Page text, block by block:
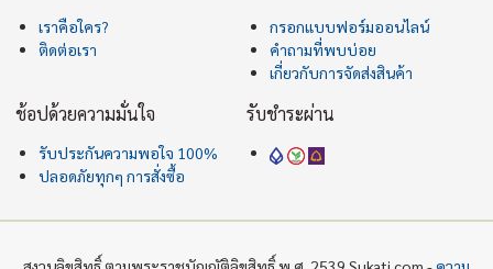
เราคือใคร?
ติดต่อเรา
กรอกแบบฟอร์มออนไลน์
คำถามที่พบบ่อย
เกี่ยวกับการจัดส่งสินค้า
ช้อปด้วยความมั่นใจ
รับประกันความพอใจ 100%
ปลอดภัยทุกๆ การสั่งซื้อ
รับชำระผ่าน